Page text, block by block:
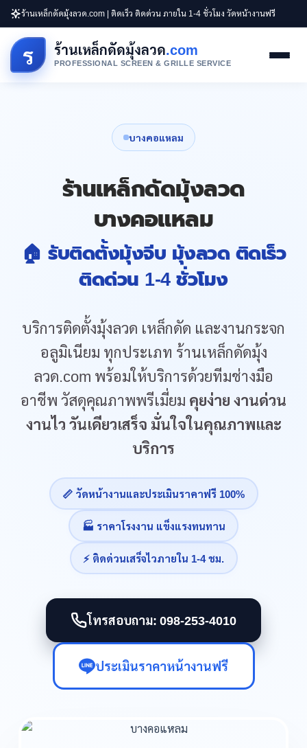
ร้านเหล็กดัดมุ้งลวด.com | ติดเร็ว ติดด่วน ภายใน 1-4 ชั่วโมง วัดหน้างานฟรี
ร ร้านเหล็กดัดมุ้งลวด.com
PROFESSIONAL SCREEN & GRILLE SERVICE
บางคอแหลม
ร้านเหล็กดัดมุ้งลวด
บางคอแหลม
🏠 รับติดตั้งมุ้งจีบ มุ้งลวด ติดเร็ว
ติดด่วน 1-4 ชั่วโมง
บริการติดตั้งมุ้งลวด เหล็กดัด และงานกระจก
อลูมิเนียม ทุกประเภท ร้านเหล็กดัดมุ้ง
ลวด.com พร้อมให้บริการด้วยทีมช่างมือ
อาชีพ วัสดุคุณภาพพรีเมี่ยม คุยง่าย งานด่วน
งานไว วันเดียวเสร็จ มั่นใจในคุณภาพและ
บริการ
📏 วัดหน้างานและประเมินราคาฟรี 100%
🏭 ราคาโรงงาน แข็งแรงทนทาน
⚡ ติดด่วนเสร็จไวภายใน 1-4 ชม.
โทรสอบถาม: 098-253-4010
ประเมินราคาหน้างานฟรี